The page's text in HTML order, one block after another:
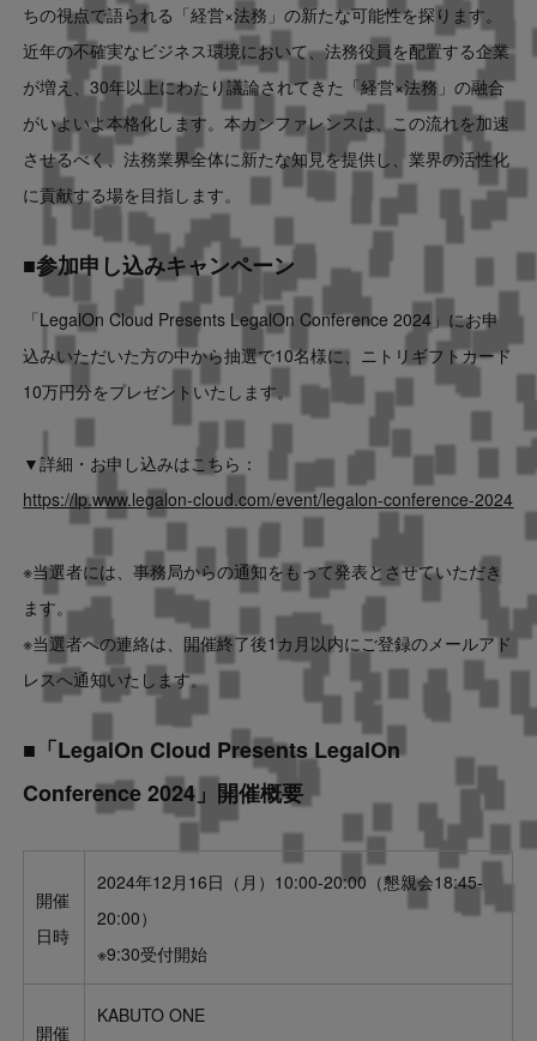
ちの視点で語られる「経営×法務」の新たな可能性を探ります。
近年の不確実なビジネス環境において、法務役員を配置する企業
が増え、30年以上にわたり議論されてきた「経営×法務」の融合
がいよいよ本格化します。本カンファレンスは、この流れを加速
させるべく、法務業界全体に新たな知見を提供し、業界の活性化
に貢献する場を目指します。
■参加申し込みキャンペーン
「LegalOn Cloud Presents LegalOn Conference 2024」にお申
込みいただいた方の中から抽選で10名様に、ニトリギフトカード
10万円分をプレゼントいたします。
▼詳細・お申し込みはこちら：
https://lp.www.legalon-cloud.com/event/legalon-conference-2024
※当選者には、事務局からの通知をもって発表とさせていただき
ます。
※当選者への連絡は、開催終了後1カ月以内にご登録のメールアド
レスへ通知いたします。
■「LegalOn Cloud Presents LegalOn
Conference 2024」開催概要
開催
日時
2024年12月16日（月）10:00-20:00（懇親会18:45-
20:00）
※9:30受付開始
開催
KABUTO ONE